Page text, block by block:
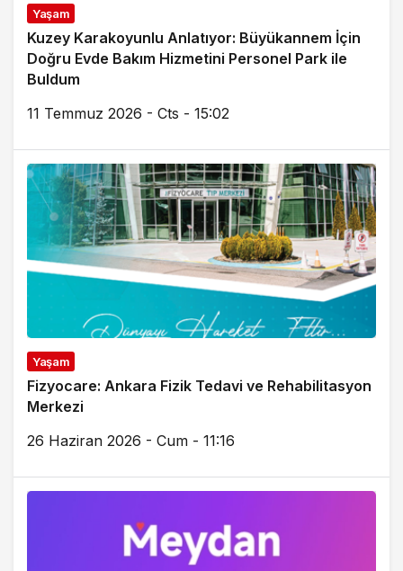
Yaşam
Kuzey Karakoyunlu Anlatıyor: Büyükannem İçin
Doğru Evde Bakım Hizmetini Personel Park ile
Buldum
11 Temmuz 2026 - Cts - 15:02
Yaşam
Fizyocare: Ankara Fizik Tedavi ve Rehabilitasyon
Merkezi
26 Haziran 2026 - Cum - 11:16